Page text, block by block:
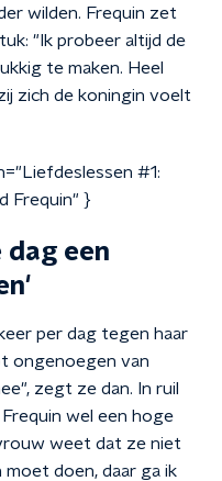
wilden. Frequin zet
"Ik probeer altijd de
te maken. Heel
zich de koningin voelt
#1:
Frequin" }
dag een
per dag tegen haar
ongenoegen van
zegt ze dan. In ruil
wel een hoge
weet dat ze niet
moet doen, daar ga ik